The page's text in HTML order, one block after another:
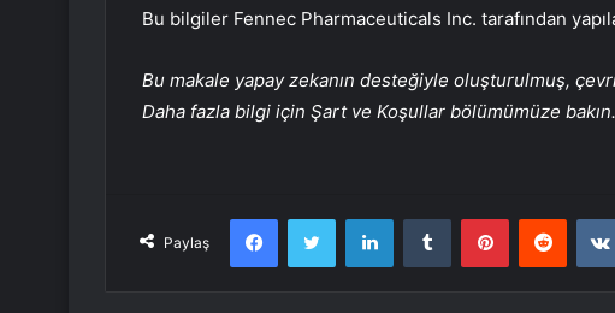
Bu bilgiler Fennec Pharmaceuticals Inc. tarafından
Bu makale yapay zekanın desteğiyle oluşturulmuş,
Daha fazla bilgi için Şart ve Koşullar bölümümüze bakın.
Paylaş
FacebookTwitter LinkedInTumblr PinterestReddit